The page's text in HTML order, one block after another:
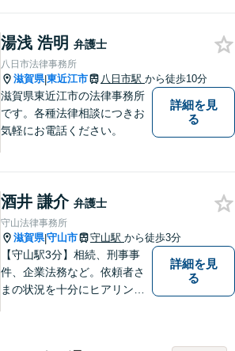
湯浅 浩明 弁護士
八日市法律事務所
滋賀県|東近江市 八日市駅 から徒歩10分
滋賀県東近江市の法律事務所
です。各種法律相談につきお
気軽にお電話ください。
詳細を見
る
酒井 謙介 弁護士
守山法律事務所
滋賀県|守山市 守山駅 から徒歩3分
【守山駅3分】相続、刑事事
件、企業法務など。依頼者さ
まの状況を十分にヒアリング
詳細を見
る